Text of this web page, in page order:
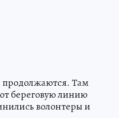
продолжаются. Там
береговую линию
волонтеры и